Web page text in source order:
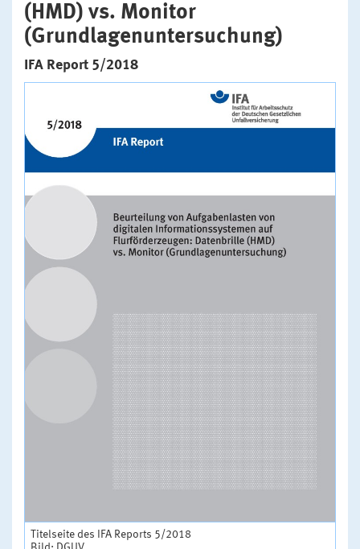
(HMD) vs. Monitor
(Grundlagenuntersuchung)
IFA Report 5/2018
Titelseite des IFA Reports 5/2018